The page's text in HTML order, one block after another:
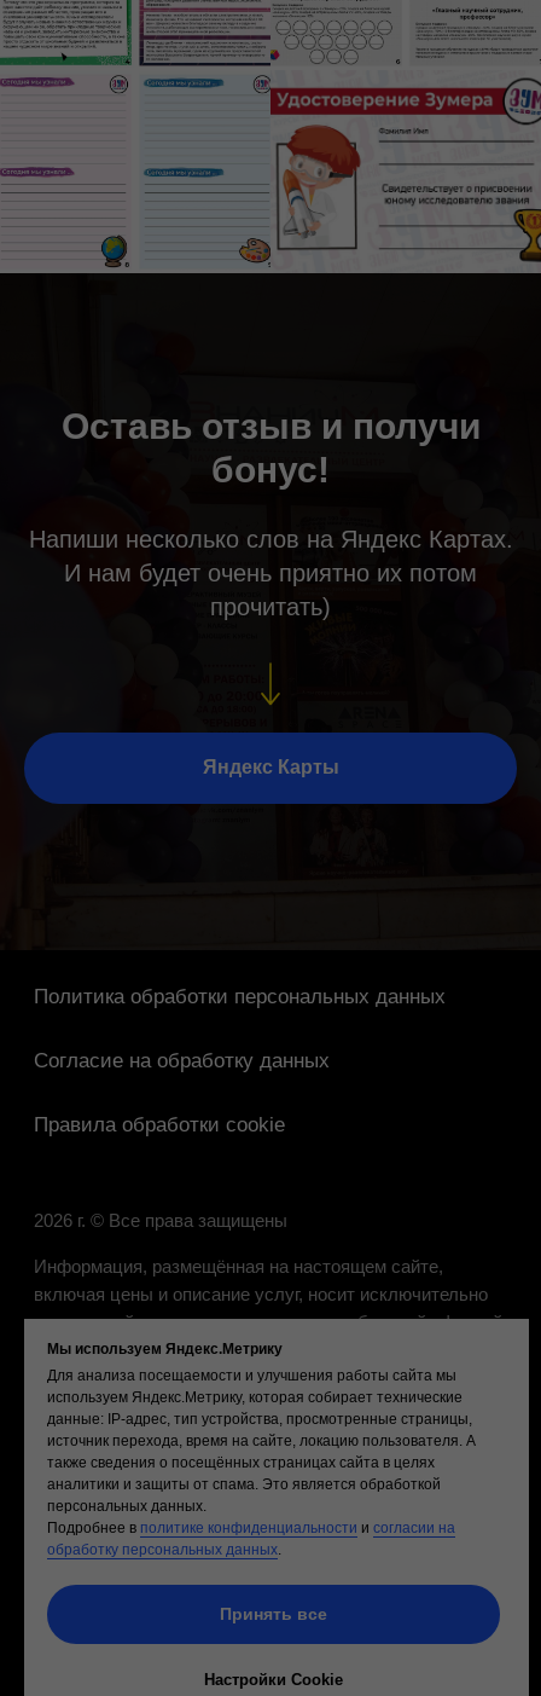
Оставь отзыв и получи
бонус!
Напиши несколько слов на Яндекс Картах.
И нам будет очень приятно их потом
прочитать)
Яндекс Карты
Мы используем Яндекс.Метрику
Для анализа посещаемости и улучшения работы сайта мы
используем Яндекс.Метрику, которая собирает технические
данные: IP-адрес, тип устройства, просмотренные страницы,
источник перехода, время на сайте, локацию пользователя. А
также сведения о посещённых страницах сайта в целях
аналитики и защиты от спама. Это является обработкой
персональных данных.
Подробнее в политике конфиденциальности и согласии на
обработку персональных данных.
Принять все
Настройки Cookie